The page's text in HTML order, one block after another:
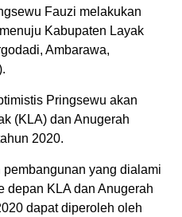
Fauzi melakukan
Kabupaten Layak
Ambarawa,
Pringsewu akan
(KLA) dan Anugerah
2020.
yang dialami
depan KLA dan Anugerah
dapat diperoleh oleh